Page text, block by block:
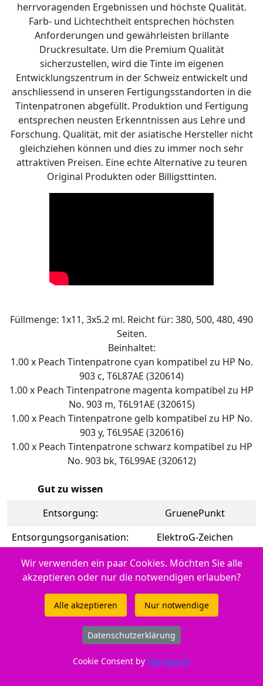
herrvoragenden Ergebnissen und höchste Qualität.
Farb- und Lichtechtheit entsprechen höchsten
Anforderungen und gewährleisten brillante
Druckresultate. Um die Premium Qualität
sicherzustellen, wird die Tinte im eigenen
Entwicklungszentrum in der Schweiz entwickelt und
anschliessend in unseren Fertigungsstandorten in die
Tintenpatronen abgefüllt. Produktion und Fertigung
entsprechen neusten Erkenntnissen aus Lehre und
Forschung. Qualität, mit der asiatische Hersteller nicht
gleichziehen können und dies zu immer noch sehr
attraktiven Preisen. Eine echte Alternative zu teuren
Original Produkten oder Billigsttinten.
Füllmenge: 1x11, 3x5.2 ml. Reicht für: 380, 500, 480, 490
Seiten.
Beinhaltet:
1.00 x Peach Tintenpatrone cyan kompatibel zu HP No.
903 c, T6L87AE (320614)
1.00 x Peach Tintenpatrone magenta kompatibel zu HP
No. 903 m, T6L91AE (320615)
1.00 x Peach Tintenpatrone gelb kompatibel zu HP No.
903 y, T6L95AE (320616)
1.00 x Peach Tintenpatrone schwarz kompatibel zu HP
No. 903 bk, T6L99AE (320612)
Gut zu wissen
Entsorgung:
GruenePunkt
Entsorgungsorganisation:
ElektroG-Zeichen
Füllmenge:
Standard
Gefahrenhinweis:
EUH208-1
Hersteller Adresse:
Tuchorazska 1347, 28201
Cesky Brod, CZ
Hersteller Kontakt:
info@buttner.cz
Wir verwenden ein paar Cookies. Möchten Sie alle
akzeptieren oder nur die notwendigen erlauben?
Alle akzeptieren Nur notwendige
Datenschutzerklärung
Cookie Consent by top-app.ch